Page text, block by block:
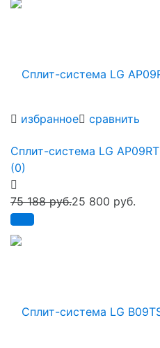
избранное сравнить
Сплит-система LG AP09RT
(0)
75 188 руб.25 800 руб.